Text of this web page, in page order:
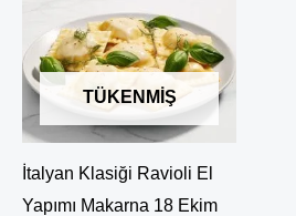
TÜKENMIŞ
İtalyan Klasiği Ravioli El
Yapımı Makarna 18 Ekim